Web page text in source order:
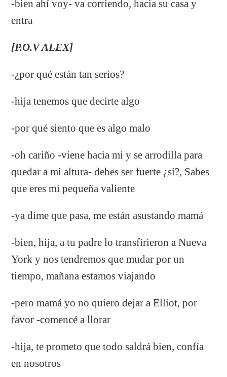
-bien ahí voy- va corriendo, hacia su casa y
entra
[P.O.V ALEX]
-¿por qué están tan serios?
-hija tenemos que decirte algo
-por qué siento que es algo malo
-oh cariño -viene hacia mi y se arrodilla para
quedar a mi altura- debes ser fuerte ¿si?, Sabes
que eres mi pequeña valiente
-ya dime que pasa, me están asustando mamá
-bien, hija, a tu padre lo transfirieron a Nueva
York y nos tendremos que mudar por un
tiempo, mañana estamos viajando
-pero mamá yo no quiero dejar a Elliot, por
favor -comencé a llorar
-hija, te prometo que todo saldrá bien, confía
en nosotros